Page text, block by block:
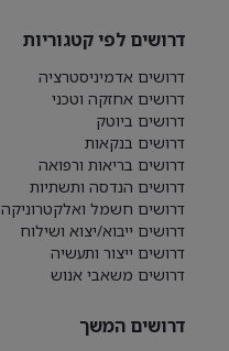
דרושים לפי קטגוריות
דרושים אדמיניסטרציה
דרושים אחזקה וטכני
דרושים ביוטק
דרושים בנקאות
דרושים בריאות ורפואה
דרושים הנדסה ותשתיות
דרושים חשמל ואלקטרוניקה
דרושים ייבוא/יצוא ושילוח
דרושים ייצור ותעשיה
דרושים משאבי אנוש
דרושים המשך